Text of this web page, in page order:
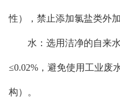
性），禁止添加氯盐类外
水：选用洁净的自来水
≤0.02%，避免使用工业废
构）。